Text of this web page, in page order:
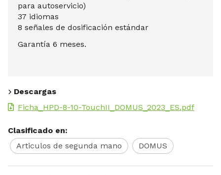
para autoservicio)
37 idiomas
8 señales de dosificación estándar
Garantía 6 meses.
Descargas
Ficha_HPD-8-10-TouchII_DOMUS_2023_ES.pdf
Clasificado en:
Articulos de segunda mano
DOMUS